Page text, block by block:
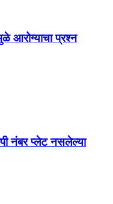
आरोग्याचा प्रश्न
नंबर प्लेट नसलेल्या